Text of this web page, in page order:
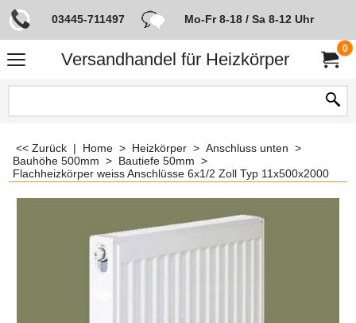
03445-711497 Mo-Fr 8-18 / Sa 8-12 Uhr
Versandhandel für Heizkörper
0
<< Zurück | Home > Heizkörper > Anschluss unten >
Bauhöhe 500mm > Bautiefe 50mm >
Flachheizkörper weiss Anschlüsse 6x1/2 Zoll Typ 11x500x2000